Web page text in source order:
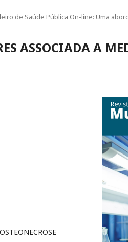
de Saúde Pública On-line: Uma
ASSOCIADA A